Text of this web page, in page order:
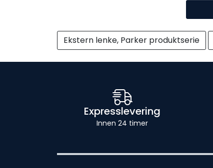
Ekstern lenke, Parker produktserie
Expresslevering
Innen 24 timer